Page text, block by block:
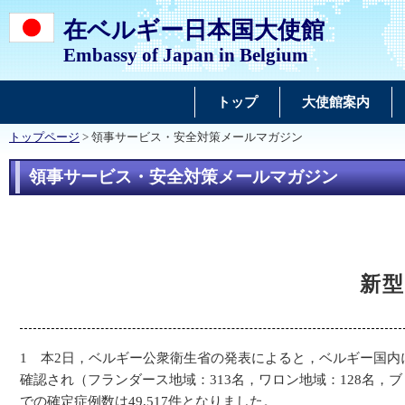
在ベルギー日本国大使館
Embassy of Japan in Belgium
トップ 大使館案内
トップページ > 領事サービス・安全対策メールマガジン
領事サービス・安全対策メールマガジン
新
1 本2日，ベルギー公衆衛生省の発表によると，ベルギー国
確認され（フランダース地域：313名，ワロン地域：128名，
での確定症例数は49,517件となりました。